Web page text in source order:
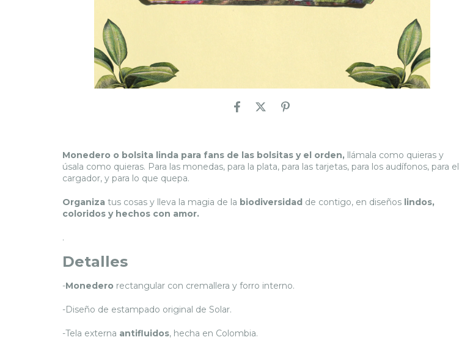
Monedero o bolsita linda para fans de las bolsitas y el orden, llámala como quieras y
úsala como quieras. Para las monedas, para la plata, para las tarjetas, para los audífonos, para el
cargador, y para lo que quepa.
Organiza tus cosas y lleva la magia de la biodiversidad de contigo, en diseños lindos,
coloridos y hechos con amor.
.
Detalles
-Monedero rectangular con cremallera y forro interno.
-Diseño de estampado original de Solar.
-Tela externa antifluidos, hecha en Colombia.